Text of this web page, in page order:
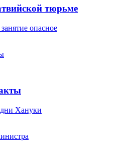
тюрьме
опасное
Хануки